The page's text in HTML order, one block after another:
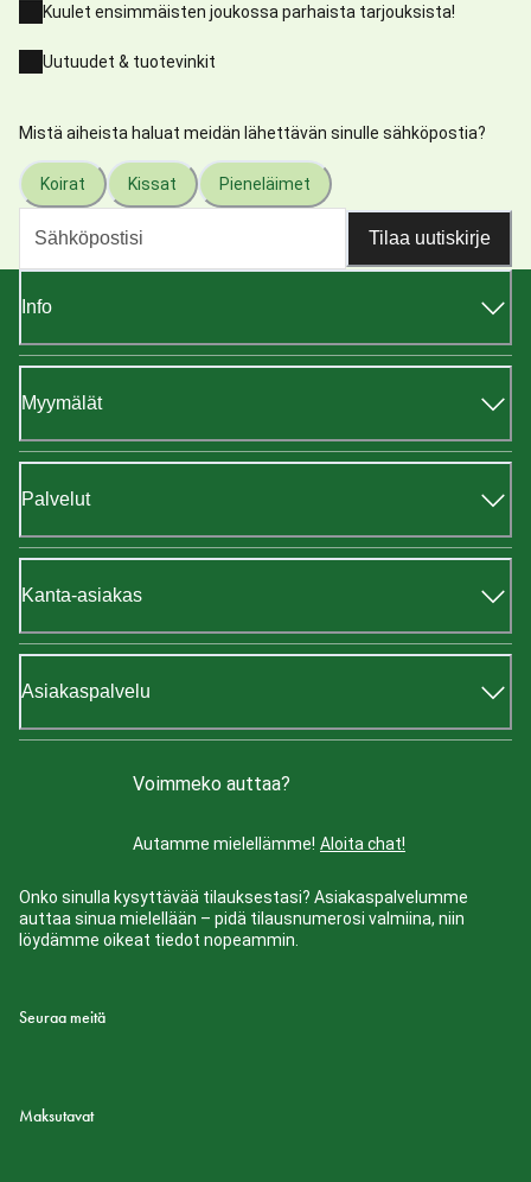
Kuulet ensimmäisten joukossa parhaista tarjouksista!
Uutuudet & tuotevinkit
Mistä aiheista haluat meidän lähettävän sinulle sähköpostia?
Koirat Kissat Pieneläimet
Tilaa uutiskirje
Info
Myymälät
Palvelut
Kanta-asiakas
Asiakaspalvelu
Voimmeko auttaa?
Autamme mielellämme! Aloita chat!
Onko sinulla kysyttävää tilauksestasi? Asiakaspalvelumme
auttaa sinua mielellään – pidä tilausnumerosi valmiina, niin
löydämme oikeat tiedot nopeammin.
Seuraa meitä
Maksutavat